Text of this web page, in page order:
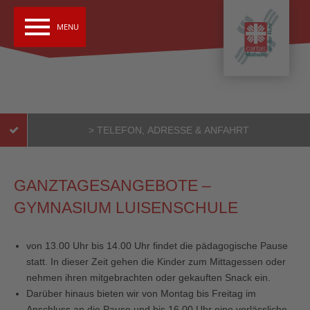
menu MENU
> TELEFON, ADRESSE & ANFAHRT
Gymnasium Luisenschule
Jennifer Ziemssen
0177-2001565 (Betreuung)
0208-4557600 (Schule)
GANZTAGESANGEBOTE –
GYMNASIUM LUISENSCHULE
von 13.00 Uhr bis 14.00 Uhr findet die pädagogische Pause
statt. In dieser Zeit gehen die Kinder zum Mittagessen oder
nehmen ihren mitgebrachten oder gekauften Snack ein.
Darüber hinaus bieten wir von Montag bis Freitag im